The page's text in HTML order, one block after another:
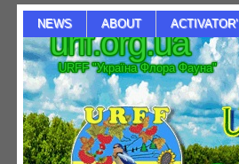
NEWS ABOUT ACTIVATOR’
urff.org.ua
URFF "Україна Флора Фауна"